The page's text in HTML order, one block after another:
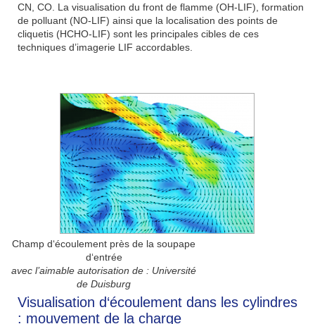
CN, CO. La visualisation du front de flamme (OH-LIF), formation
de polluant (NO-LIF) ainsi que la localisation des points de
cliquetis (HCHO-LIF) sont les principales cibles de ces
techniques d’imagerie LIF accordables.
Champ d‘écoulement près de la soupape
d‘entrée
avec l’aimable autorisation de : Université
de Duisburg
Visualisation d‘écoulement dans les cylindres
: mouvement de la charge